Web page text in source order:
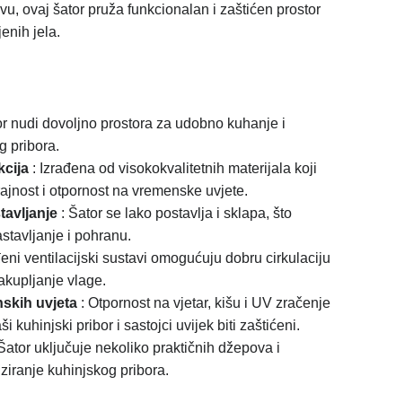
ovaj šator pruža funkcionalan i zaštićen prostor
jela.
nudi dovoljno prostora za udobno kuhanje i
pribora.
: Izrađena od visokokvalitetnih materijala koji
i otpornost na vremenske uvjete.
: Šator se lako postavlja i sklapa, što
i pohranu.
ventilacijski sustavi omogućuju dobru cirkulaciju
vlage.
uvjeta : Otpornost na vjetar, kišu i UV zračenje
kuhinjski pribor i sastojci uvijek biti zaštićeni.
uključuje nekoliko praktičnih džepova i
kuhinjskog pribora.